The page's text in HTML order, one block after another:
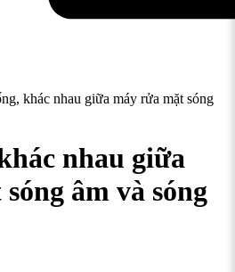
khác nhau giữa máy rửa mặt sóng
nhau giữa
âm và sóng